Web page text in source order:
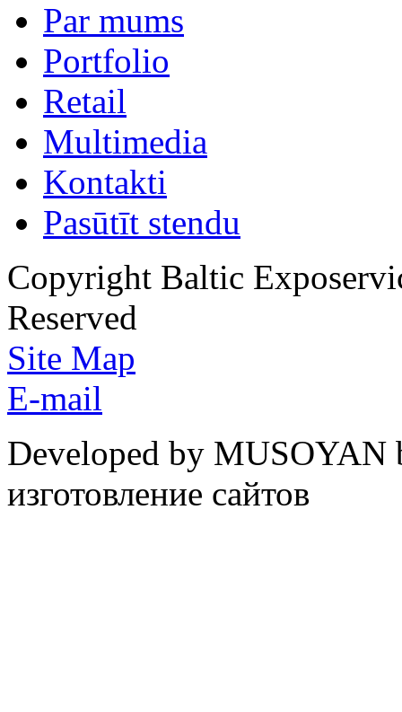
Par mums
Portfolio
Retail
Multimedia
Kontakti
Pasūtīt stendu
Copyright Baltic
Reserved
Site Map
E-mail
Developed by
изготовление сайтов